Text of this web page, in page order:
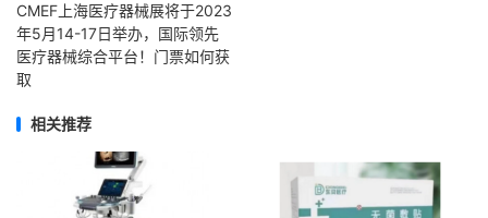
CMEF上海医疗器械展将于2023
年5月14-17日举办，国际领先
医疗器械综合平台！门票如何获
取
相关推荐